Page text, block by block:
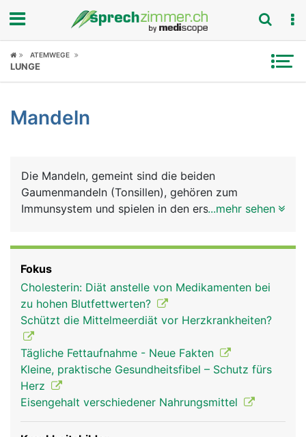
Fokus
Symptome
News
Rubriken
ATEMWEGE
LUNGE
Mandeln
Die Mandeln, gemeint sind die beiden
Gaumenmandeln (Tonsillen), gehören zum
Immunsystem und spielen in den ersten
eingebettet in der Rachenschleimhaut. Ausser den
Gaumenmandeln gibt es noch die beiden
Rachenmandeln (Polypen), die im hinteren
Nasenhöhlenbereich liegen. Auch sie unterstützen
die Abwehrkräfte. Bei Kindern sind sie noch
grösser, später schrumpfen sie.
...mehr sehen
Fokus
Cholesterin: Diät anstelle von Medikamenten bei
zu hohen Blutfettwerten?
Schützt die Mittelmeerdiät vor Herzkrankheiten?
Tägliche Fettaufnahme - Neue Fakten
Kleine, praktische Gesundheitsfibel – Schutz fürs
Herz
Eisengehalt verschiedener Nahrungsmittel